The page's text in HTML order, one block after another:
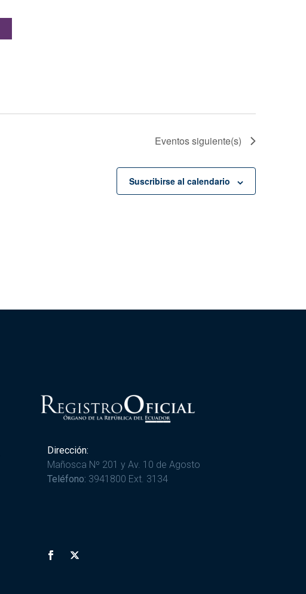
Eventossiguiente(s)
Suscribirse al calendario
Dirección:
Mañosca Nº 201 y Av. 10 de Agosto
Teléfono: 3941800 Ext. 3134